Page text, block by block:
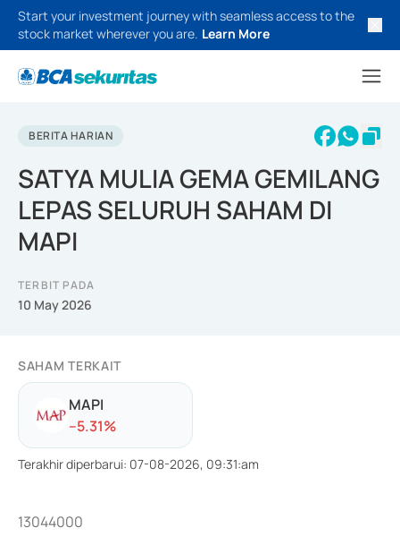
Start your investment journey with seamless access to the
stock market wherever you are. Learn More
BERITA HARIAN
SATYA MULIA GEMA GEMILANG
LEPAS SELURUH SAHAM DI
MAPI
TERBIT PADA
10 May 2026
SAHAM TERKAIT
MAPI
--5.31%
Terakhir diperbarui: 07-08-2026, 09:31:am
13044000